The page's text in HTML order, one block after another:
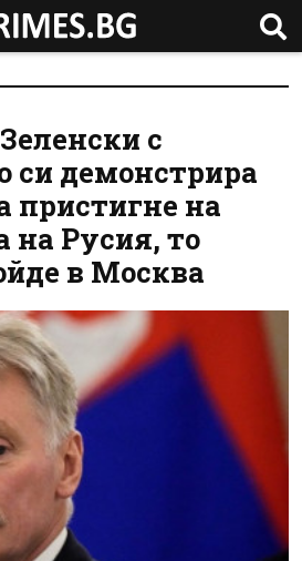
с
си демонстрира
пристигне на
на Русия, то
в Москва